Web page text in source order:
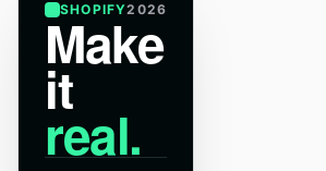
SHOPIFY2026
Make
it
real.